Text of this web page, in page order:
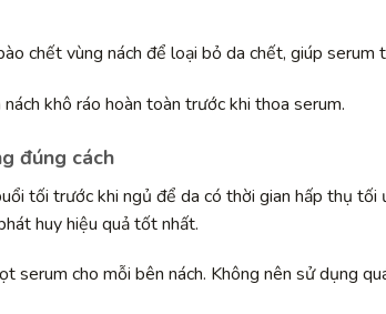
chết vùng nách để loại bỏ da chết, giúp serum
khô ráo hoàn toàn trước khi thoa serum.
đúng cách
tối trước khi ngủ để da có thời gian hấp thụ tối
huy hiệu quả tốt nhất.
serum cho mỗi bên nách. Không nên sử dụng